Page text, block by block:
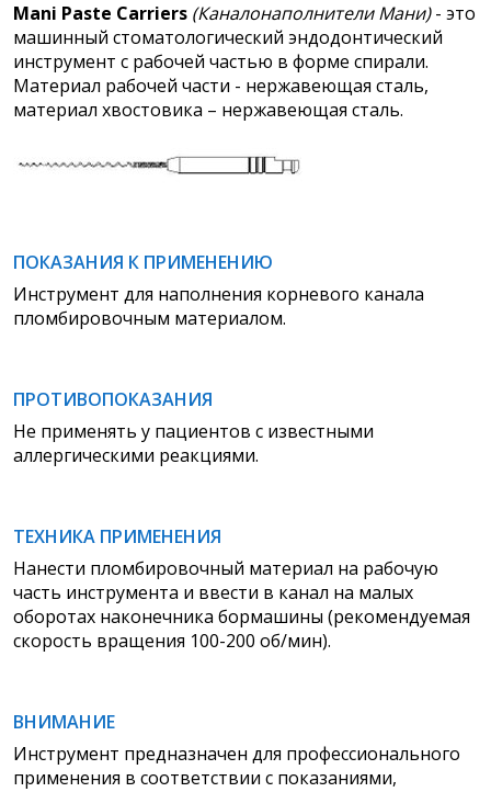
Mani Paste Carriers (Каналонаполнители Мани)- это
машинный стоматологический эндодонтический
инструмент с рабочей частью в форме спирали.
Материал рабочей части - нержавеющая сталь,
материал хвостовика – нержавеющая сталь.
ПОКАЗАНИЯ К ПРИМЕНЕНИЮ
Инструмент для наполнения корневого канала
пломбировочным материалом.
ПРОТИВОПОКАЗАНИЯ
Не применять у пациентов с известными
аллергическими реакциями.
ТЕХНИКА ПРИМЕНЕНИЯ
Нанести пломбировочный материал на рабочую
часть инструмента и ввести в канал на малых
оборотах наконечника бормашины (рекомендуемая
скорость вращения 100-200 об/мин).
ВНИМАНИЕ
Инструмент предназначен для профессионального
применения в соответствии с показаниями,